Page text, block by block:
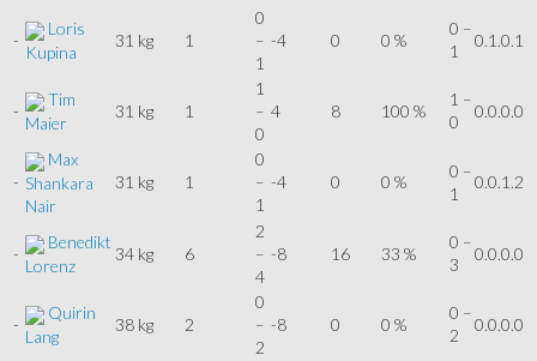
-
Loris
Kupina
31 kg 1
0
–
1
-4 0 0 %
0 –
1
0.1.0.1
-
Tim
Maier
31 kg 1
1
–
0
4 8 100 %
1 –
0
0.0.0.0
-
Max
Shankara
Nair
31 kg 1
0
–
1
-4 0 0 %
0 –
1
0.0.1.2
-
Benedikt
Lorenz
34 kg 6
2
–
4
-8 16 33 %
0 –
3
0.0.0.0
-
Quirin
Lang
38 kg 2
0
–
2
-8 0 0 %
0 –
2
0.0.0.0